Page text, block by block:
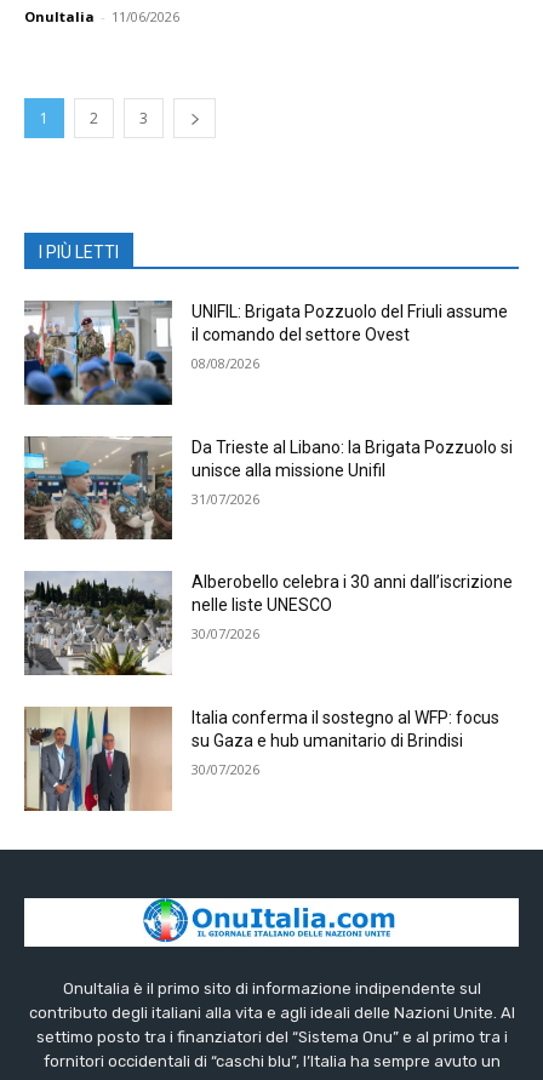
OnuItalia - 11/06/2026
1 2 3
I PIÙ LETTI
UNIFIL: Brigata Pozzuolo del Friuli assume
il comando del settore Ovest
08/08/2026
Da Trieste al Libano: la Brigata Pozzuolo si
unisce alla missione Unifil
31/07/2026
Alberobello celebra i 30 anni dall’iscrizione
nelle liste UNESCO
30/07/2026
Italia conferma il sostegno al WFP: focus
su Gaza e hub umanitario di Brindisi
30/07/2026
OnuItalia è il primo sito di informazione indipendente sul
contributo degli italiani alla vita e agli ideali delle Nazioni Unite. Al
settimo posto tra i finanziatori del “Sistema Onu” e al primo tra i
fornitori occidentali di “caschi blu”, l’Italia ha sempre avuto un